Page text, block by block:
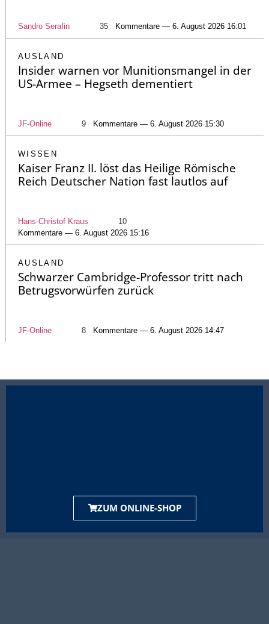
Sandro Serafin 35 Kommentare — 6. August 2026 16:01
AUSLAND
Insider warnen vor Munitionsmangel in der
US-Armee – Hegseth dementiert
JF-Online 9 Kommentare — 6. August 2026 15:30
WISSEN
Kaiser Franz II. löst das Heilige Römische
Reich Deutscher Nation fast lautlos auf
Hans-Christof Kraus
10
Kommentare — 6. August 2026 15:16
AUSLAND
Schwarzer Cambridge-Professor tritt nach
Betrugsvorwürfen zurück
JF-Online 8 Kommentare — 6. August 2026 14:47
ZUM ONLINE-SHOP